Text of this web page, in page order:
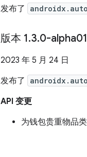
发布了
版本 1.3.0-alpha01
2023 年 5 月 24 日
发布了
API 变更
为钱包贵重物品